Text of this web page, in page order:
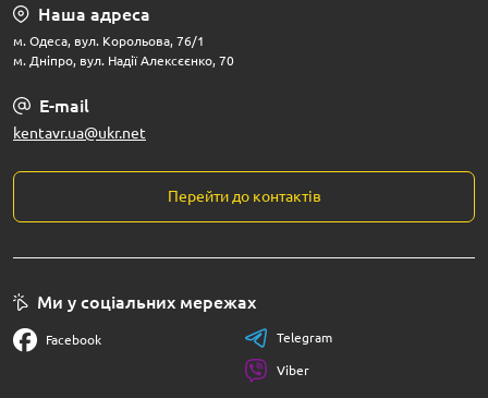
Наша адреса
м. Одеса, вул. Корольова, 76/1
м. Дніпро, вул. Надії Алексєєнко, 70
E-mail
kentavr.ua@ukr.net
Перейти до контактів
Ми у соціальних мережах
Facebook Telegram
Viber